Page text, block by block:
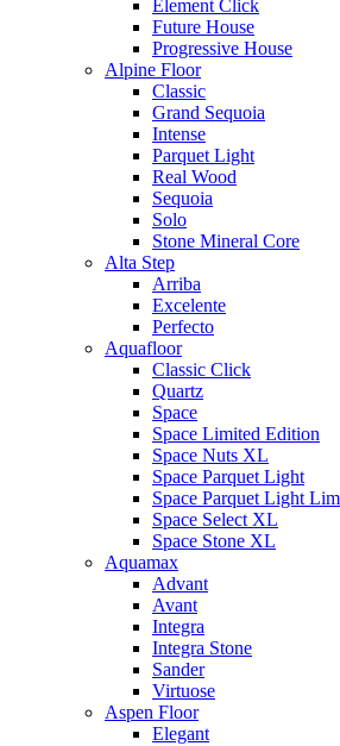
Element Click
Future House
Progressive House
Alpine Floor
Classic
Grand Sequoia
Intense
Parquet Light
Real Wood
Sequoia
Solo
Stone Mineral Core
Alta Step
Arriba
Excelente
Perfecto
Aquafloor
Classic Click
Quartz
Space
Space Limited Edition
Space Nuts XL
Space Parquet Light
Space Parquet Light
Space Select XL
Space Stone XL
Aquamax
Advant
Avant
Integra
Integra Stone
Sander
Virtuose
Aspen Floor
Elegant